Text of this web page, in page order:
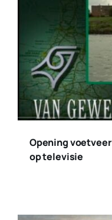
Opening
op televisie